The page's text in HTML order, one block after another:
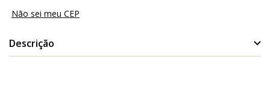
Não sei meu CEP
Descrição